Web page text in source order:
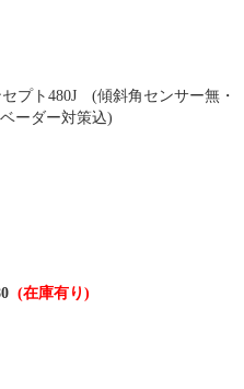
プト480J (傾斜角センサー無・
ンベーダー対策込)
(在庫有り)